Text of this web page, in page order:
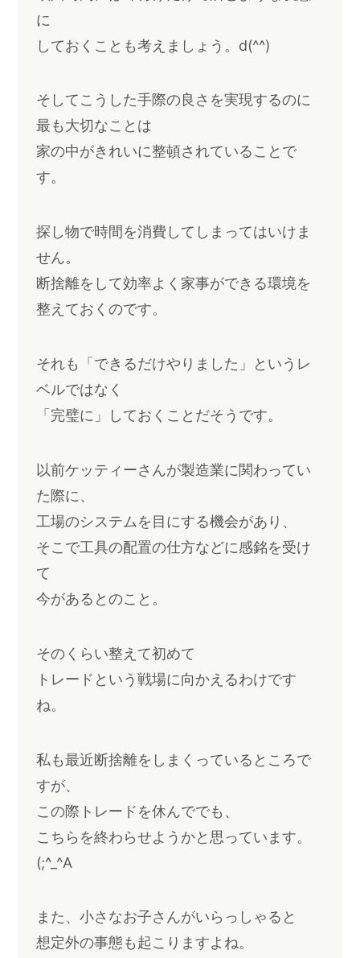
に
しておくことも考えましょう。d(^^)
そしてこうした手際の良さを実現するのに
最も大切なことは
家の中がきれいに整頓されていることで
す。
探し物で時間を消費してしまってはいけま
せん。
断捨離をして効率よく家事ができる環境を
整えておくのです。
それも「できるだけやりました」というレ
ベルではなく
「完璧に」しておくことだそうです。
以前ケッティーさんが製造業に関わってい
た際に、
工場のシステムを目にする機会があり、
そこで工具の配置の仕方などに感銘を受け
て
今があるとのこと。
そのくらい整えて初めて
トレードという戦場に向かえるわけです
ね。
私も最近断捨離をしまくっているところで
すが、
この際トレードを休んででも、
こちらを終わらせようかと思っています。
(;^_^A
また、小さなお子さんがいらっしゃると
想定外の事態も起こりますよね。